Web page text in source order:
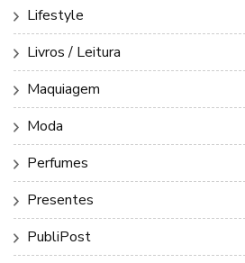
Lifestyle
Livros / Leitura
Maquiagem
Moda
Perfumes
Presentes
PubliPost